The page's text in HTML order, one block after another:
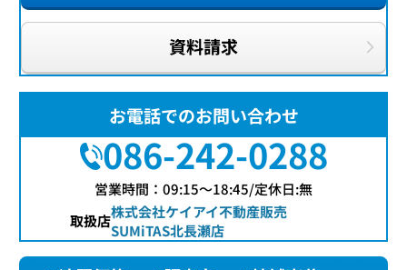
資料請求
お電話でのお問い合わせ
086-242-0288
営業時間：09:15〜18:45/定休日:無
取扱店株式会社ケイアイ不動産販売
SUMiTAS北長瀬店